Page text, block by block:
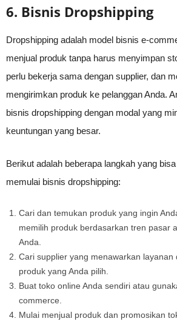
6. Bisnis Dropshipping
Dropshipping adalah model bisnis e-
menjual produk tanpa harus menyimpan
perlu bekerja sama dengan supplier, dan
mengirimkan produk ke pelanggan Anda.
bisnis dropshipping dengan modal yang
keuntungan yang besar.
Berikut adalah beberapa langkah yang
memulai bisnis dropshipping:
Cari dan temukan produk yang ingin
memilih produk berdasarkan tren pasar
Anda.
Cari supplier yang menawarkan layanan
produk yang Anda pilih.
Buat toko online Anda sendiri atau
commerce.
Mulai menjual produk dan promosikan